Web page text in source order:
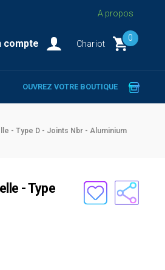
A propos
compte Chariot
0
OUVREZ VOTRE BOUTIQUE
- Type D - Joints Nbr - Aluminium
- Type